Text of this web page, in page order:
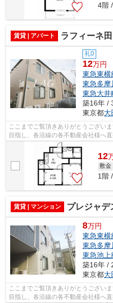
4階
賃貸 | アパート ラフィーネ
礼0
12万円
東急東横
東急多摩
東急大井
築16年 /
東京都大
ここまでご覧頂きありがとうござい
目指し、各沿線の各不動産会社様へ
様へ提供しております！最新の情報は...
12
敷金
1階
賃貸 | マンション プレジャデ
8万円
東急東横
東急多摩
東急池上
築16年 /
東京都大
ここまでご覧頂きありがとうござい
目指し、各沿線の各不動産会社様へ